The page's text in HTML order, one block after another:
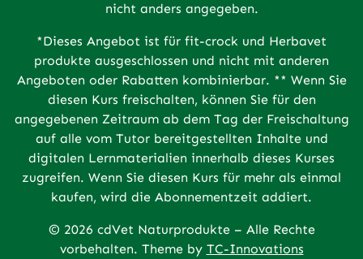
nicht anders angegeben.
*Dieses Angebot ist für fit-crock und Herbavet
produkte ausgeschlossen und nicht mit anderen
Angeboten oder Rabatten kombinierbar. ** Wenn Sie
diesen Kurs freischalten, können Sie für den
angegebenen Zeitraum ab dem Tag der Freischaltung
auf alle vom Tutor bereitgestellten Inhalte und
digitalen Lernmaterialien innerhalb dieses Kurses
zugreifen. Wenn Sie diesen Kurs für mehr als einmal
kaufen, wird die Abonnementzeit addiert.
© 2026 cdVet Naturprodukte – Alle Rechte
vorbehalten. Theme by TC-Innovations